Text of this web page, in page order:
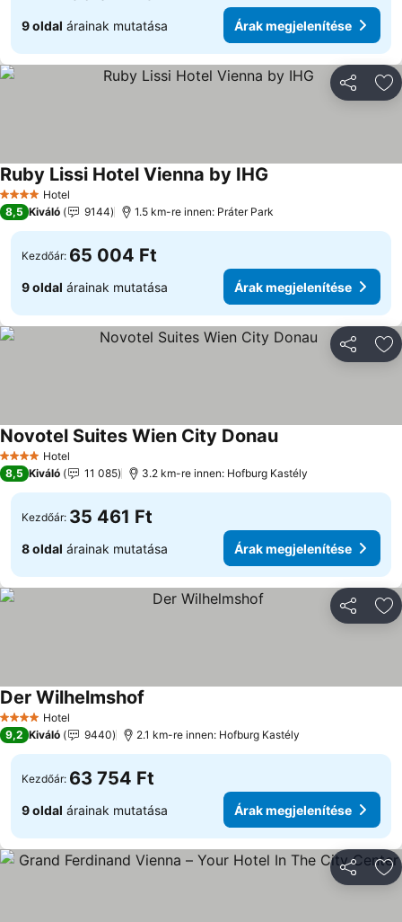
9 oldal árainak mutatása Árak megjelenítése
4 KategóriaHotel
Ruby Lissi Hotel Vienna by IHG
8,5 Kiváló 9144 1.5 km-re innen: Práter Park
Kezdőár: 65 004 Ft
9 oldal árainak mutatása Árak megjelenítése
4 KategóriaHotel
Novotel Suites Wien City Donau
8,5 Kiváló 11 085 3.2 km-re innen: Hofburg Kastély
Kezdőár: 35 461 Ft
8 oldal árainak mutatása Árak megjelenítése
4 KategóriaHotel
Der Wilhelmshof
9,2 Kiváló 9440 2.1 km-re innen: Hofburg Kastély
Kezdőár: 63 754 Ft
9 oldal árainak mutatása Árak megjelenítése